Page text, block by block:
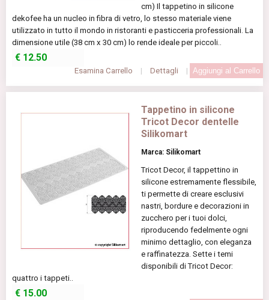
cm) Il tappetino in silicone
dekofee ha un nucleo in fibra di vetro, lo stesso materiale viene
utilizzato in tutto il mondo in ristoranti e pasticceria professionali. La
dimensione utile (38 cm x 30 cm) lo rende ideale per piccoli..
€ 12.50
Esamina Carrello | Dettagli |
Tappetino in silicone
Tricot Decor dentelle
Silikomart
Marca: Silikomart
Tricot Decor, il tappettino in
silicone estremamente flessibile,
ti permette di creare esclusivi
nastri, bordure e decorazioni in
zucchero per i tuoi dolci,
riproducendo fedelmente ogni
minimo dettaglio, con eleganza
e raffinatezza. Sette i temi
disponibili di Tricot Decor:
quattro i tappeti..
€ 15.00